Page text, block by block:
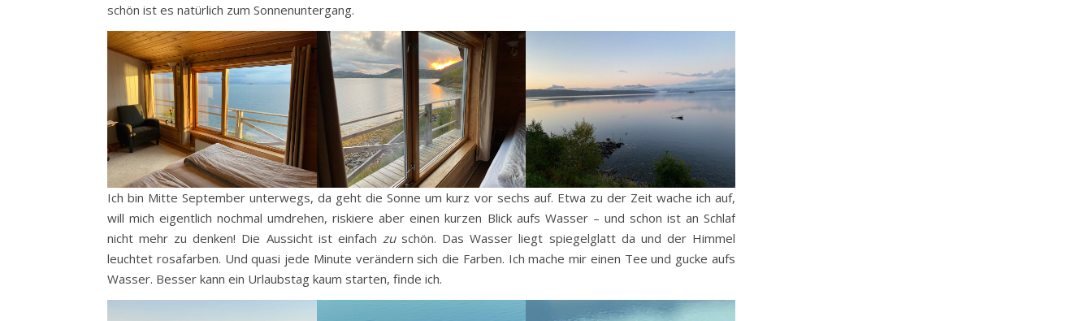
schön ist es natürlich zum Sonnenuntergang.
Ich bin Mitte September unterwegs, da geht die Sonne um kurz vor sechs auf. Etwa zu der Zeit wache ich auf,
will mich eigentlich nochmal umdrehen, riskiere aber einen kurzen Blick aufs Wasser – und schon ist an Schlaf
nicht mehr zu denken! Die Aussicht ist einfach zuschön. Das Wasser liegt spiegelglatt da und der Himmel
leuchtet rosafarben. Und quasi jede Minute verändern sich die Farben. Ich mache mir einen Tee und gucke aufs
Wasser. Besser kann ein Urlaubstag kaum starten, finde ich.